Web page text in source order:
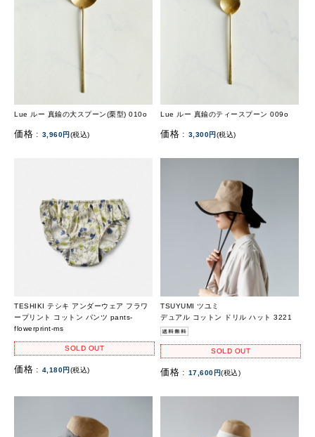
Lue ルー 真鍮の大スプーン(栗型) 010o
価格 : 3,960円(税込)
Lue ルー 真鍮のティースプーン 009o
価格 : 3,300円(税込)
TESHIKI テシキ アンダーウェア フラワ
ープリント コットン パンツ pants-
flowerprint-ms
SOLD OUT
価格 : 4,180円(税込)
TSUYUMI ツユミ
デュアル コットン ドリル ハット 3221
SOLD OUT
価格 : 17,600円(税込)